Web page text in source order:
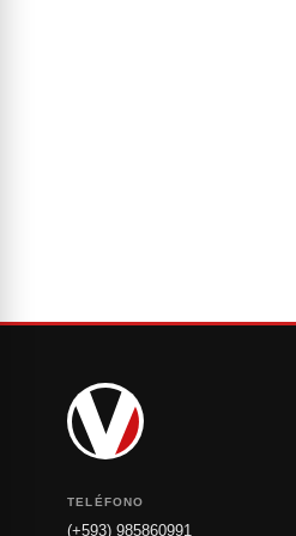
TELÉFONO
(+593) 985860991